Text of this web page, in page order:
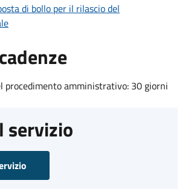
di bollo per il rilascio del
procedimento amministrativo: 30 giorni
servizio